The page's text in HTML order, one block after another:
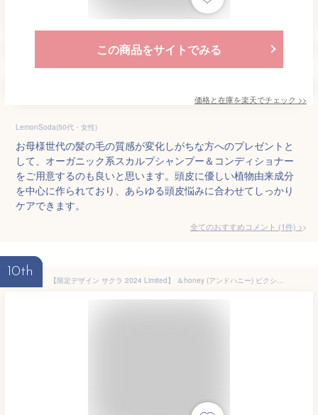
この商品をサイトでみる
価格と在庫を楽天でチェック >>
LemonSoda(50代・女性)
お母様世代の髪の毛の質感が変化しがちな方へのプレゼントと
して、オーガニック系スカルプシャンプー＆コンディショナー
をご用意するのも良いと思います。頭皮に優しい植物由来成分
を中心に作られており、あらゆる頭皮悩みに合わせてしっかり
ケアできます。
全てのおすすめコメント (1件) >
10th
【限定デザイン サクラ 2024 Limited】 ＆honey (アンドハニー) ピクシー モイストシルキー 白桜 限定ペアセット (4stepトラベルキット付き) | シャンプー・コンディショナーセット